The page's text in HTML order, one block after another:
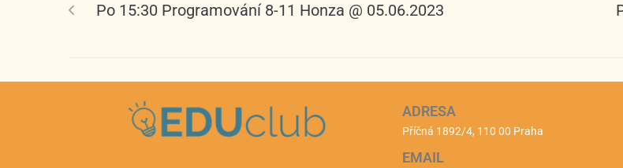
Po 15:30 Programování 8-11 Honza @ 05.06.2023
ADRESA
Příčná 1892/4, 110 00 Praha
EMAIL